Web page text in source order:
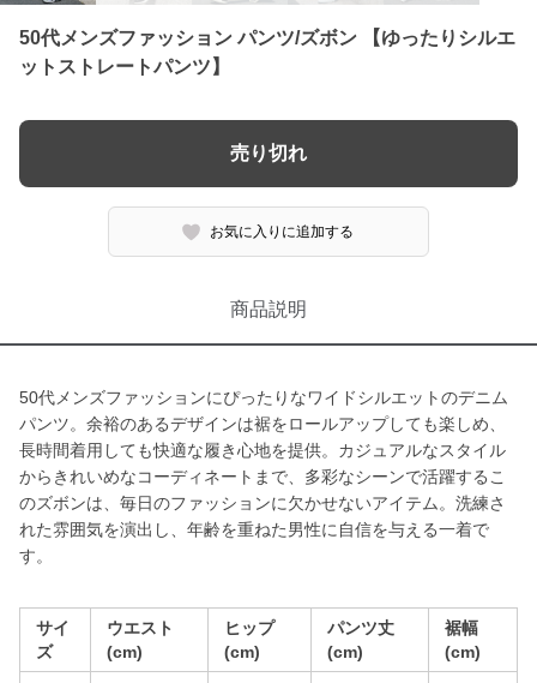
50代メンズファッション パンツ/ズボン 【ゆったりシルエ
ットストレートパンツ】
売り切れ
お気に入りに追加する
商品説明
50代メンズファッションにぴったりなワイドシルエットのデニム
パンツ。余裕のあるデザインは裾をロールアップしても楽しめ、
長時間着用しても快適な履き心地を提供。カジュアルなスタイル
からきれいめなコーディネートまで、多彩なシーンで活躍するこ
のズボンは、毎日のファッションに欠かせないアイテム。洗練さ
れた雰囲気を演出し、年齢を重ねた男性に自信を与える一着で
す。
サイ
ズ
ウエスト
(cm)
ヒップ
(cm)
パンツ丈
(cm)
裾幅
(cm)